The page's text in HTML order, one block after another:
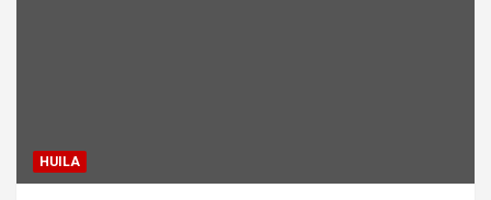
HUILA